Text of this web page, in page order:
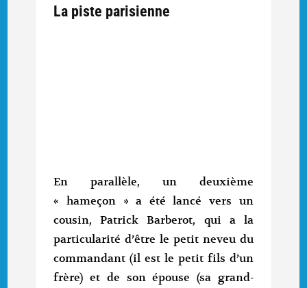
La piste parisienne
En parallèle, un deuxième
« hameçon » a été lancé vers un
cousin, Patrick Barberot, qui a la
particularité d’être le petit neveu du
commandant (il est le petit fils d’un
frère) et de son épouse (sa grand-